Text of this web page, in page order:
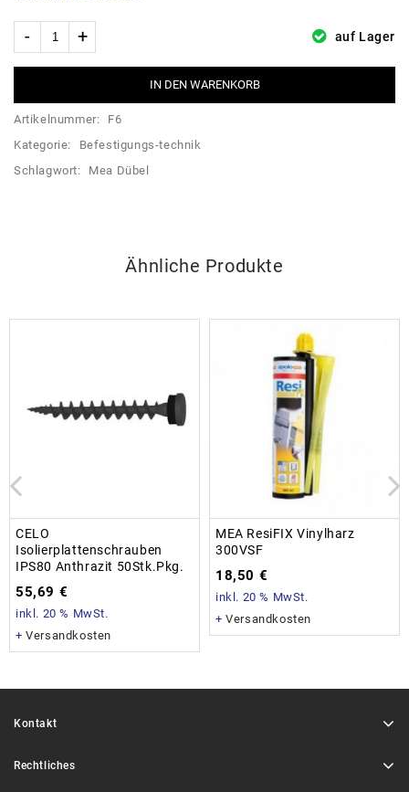
auf Lager
IN DEN WARENKORB
Artikelnummer:
F6
Kategorie:
Befestigungs-technik
Schlagwort:
Mea Dübel
Ähnliche Produkte
CELO
Isolierplattenschrauben
IPS80 Anthrazit 50Stk.Pkg.
55,69 €
inkl. 20 % MwSt.
+Versandkosten
MEA ResiFIX Vinylharz
300VSF
18,50 €
inkl. 20 % MwSt.
+Versandkosten
Kontakt
Rechtliches